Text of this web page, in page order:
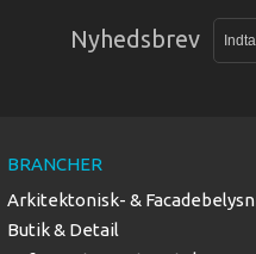
Nyhedsbrev
BRANCHER
Arkitektonisk- &
Butik & Detail